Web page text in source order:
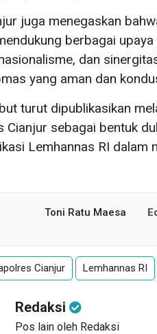
juga menegaskan
berbagai
dan
yang aman dan
turut dipublikasikan
Cianjur sebagai bentuk
Lemhannas RI dalam
Toni Ratu Maesa
Cianjur Lemhannas RI
Redaksi
Pos lain oleh Redaksi